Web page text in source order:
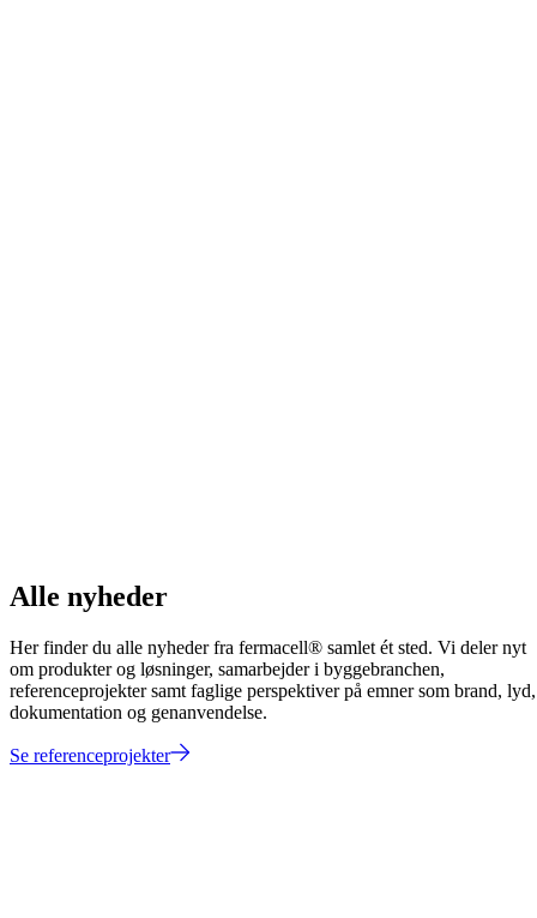
Alle nyheder
Her finder du alle nyheder fra fermacell® samlet ét sted. Vi deler nyt
om produkter og løsninger, samarbejder i byggebranchen,
referenceprojekter samt faglige perspektiver på emner som brand, lyd,
dokumentation og genanvendelse.
Se referenceprojekter